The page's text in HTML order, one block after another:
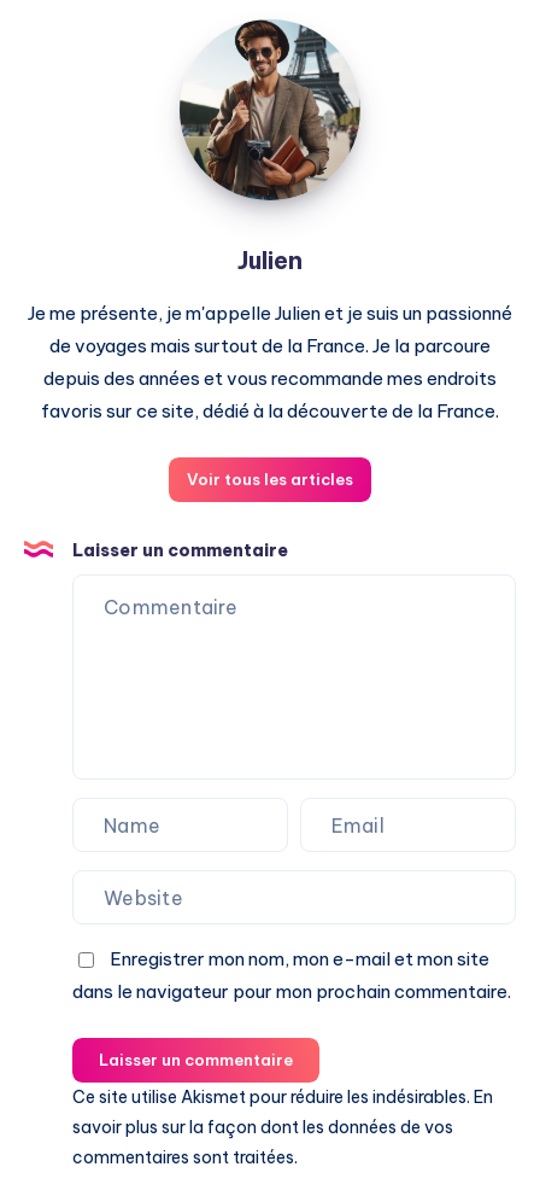
Julien
Julien
Je me présente, je m'appelle Julien et je suis un passionné
de voyages mais surtout de la France. Je la parcoure
depuis des années et vous recommande mes endroits
favoris sur ce site, dédié à la découverte de la France.
Voir tous les articles
Laisser un commentaire
Enregistrer mon nom, mon e-mail et mon site
dans le navigateur pour mon prochain commentaire.
Laisser un commentaire
Ce site utilise Akismet pour réduire les indésirables. En
savoir plus sur la façon dont les données de vos
commentaires sont traitées.